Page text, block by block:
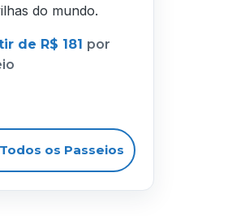
do mundo.
de R$ 181 por
os Passeios